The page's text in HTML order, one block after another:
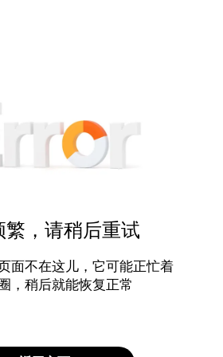
繁，请稍后重试
面不在这儿，它可能正忙着
，稍后就能恢复正常